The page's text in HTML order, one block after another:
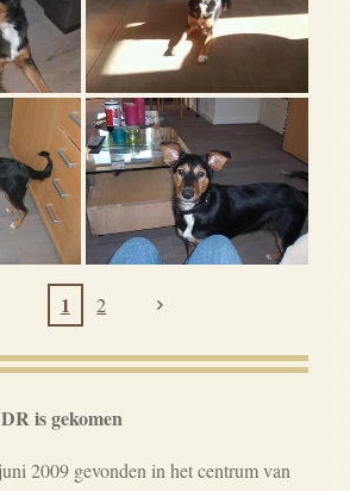
1 2
is gekomen
2009 gevonden in het centrum van